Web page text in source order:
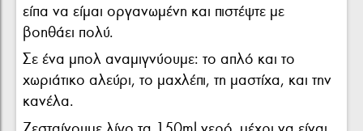
είπα να είμαι οργανωμένη και πιστέψτε με
βοηθάει πολύ.
Σε ένα μπολ αναμιγνύουμε: το απλό και το
χωριάτικο αλεύρι, το μαχλέπι, τη μαστίχα, και την
κανέλα.